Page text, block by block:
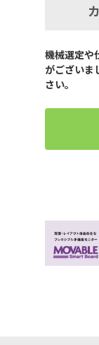
機械選定や
がございま
さい。